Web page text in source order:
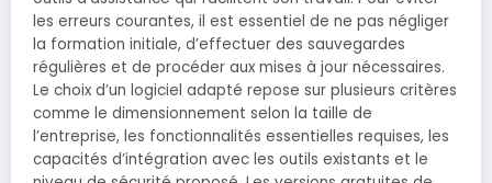
les erreurs courantes, il est essentiel de ne pas négliger
la formation initiale, d’effectuer des sauvegardes
régulières et de procéder aux mises à jour nécessaires.
Le choix d’un logiciel adapté repose sur plusieurs critères
comme le dimensionnement selon la taille de
l’entreprise, les fonctionnalités essentielles requises, les
capacités d’intégration avec les outils existants et le